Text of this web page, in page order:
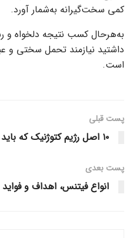
کمی سخت‌گیرانه به‌شمار آورد.‌
به‌هرحال کسب نتیجه دلخواه و
داشتید نیازمند تحمل سختی و
است.
پست قبلی
۱۰ اصل رژیم کتوژنیک که باید بدانید
پست‌ بعدی
انواع فیتنس، اهداف و